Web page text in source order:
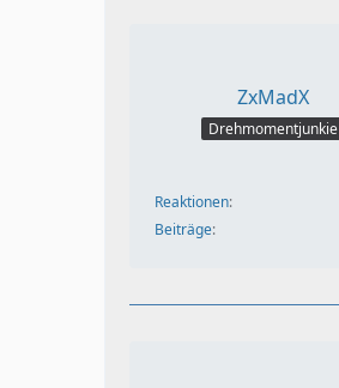
ZxMadX
Drehmomentjunkie
Reaktionen
Beiträge